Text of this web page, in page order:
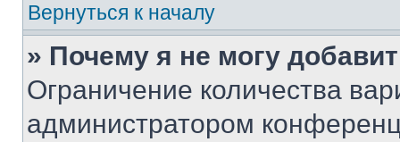
Вернуться к началу
» Почему я не могу
Ограничение количества
администратором